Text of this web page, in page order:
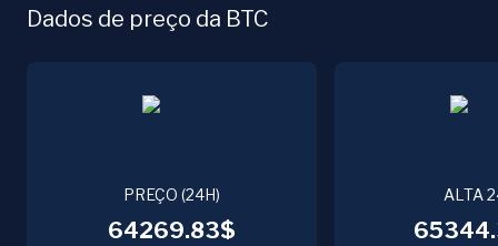
Dados de preço da BTC
PREÇO (24H)
64269.83$
ALTA